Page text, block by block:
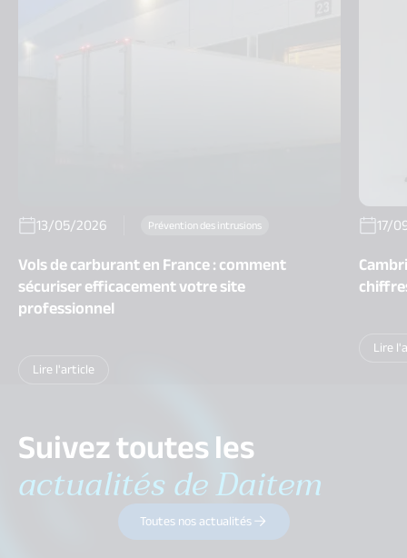
13/05/2026 Prévention des intrusions
Vols de carburant en France : comment
sécuriser efficacement votre site
professionnel
Lire l'article
17/
Lire
Suivez toutes les
actualités de Daitem
Toutes nos actualités